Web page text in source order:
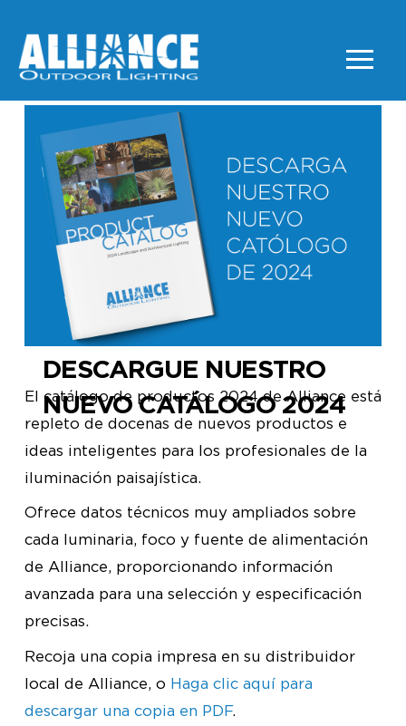
DESCARGUE NUESTRO
NUEVO CATÁLOGO 2024
El catálogo de productos 2024 de Alliance está
repleto de docenas de nuevos productos e
ideas inteligentes para los profesionales de la
iluminación paisajística.
Ofrece datos técnicos muy ampliados sobre
cada luminaria, foco y fuente de alimentación
de Alliance, proporcionando información
avanzada para una selección y especificación
precisas.
Recoja una copia impresa en su distribuidor
local de Alliance, o Haga clic aquí para
descargar una copia en PDF.